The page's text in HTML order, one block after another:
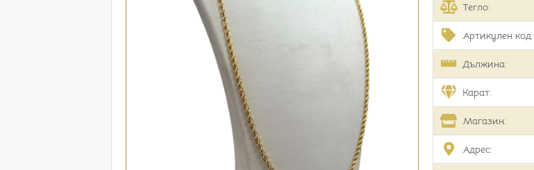
Тегло:
Артикулен код:
Дължина:
Карат:
Магазин:
Адрес: